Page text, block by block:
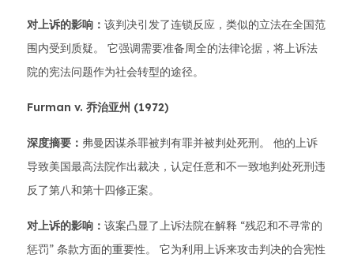
对上诉的影响： 该判决引发了连锁反应，类似的立法在全国范
围内受到质疑。 它强调需要准备周全的法律论据，将上诉法
院的宪法问题作为社会转型的途径。
Furman v. 乔治亚州 (1972)
深度摘要： 弗曼因谋杀罪被判有罪并被判处死刑。 他的上诉
导致美国最高法院作出裁决，认定任意和不一致地判处死刑违
反了第八和第十四修正案。
对上诉的影响： 该案凸显了上诉法院在解释 “残忍和不寻常的
惩罚” 条款方面的重要性。 它为利用上诉来攻击判决的合宪性